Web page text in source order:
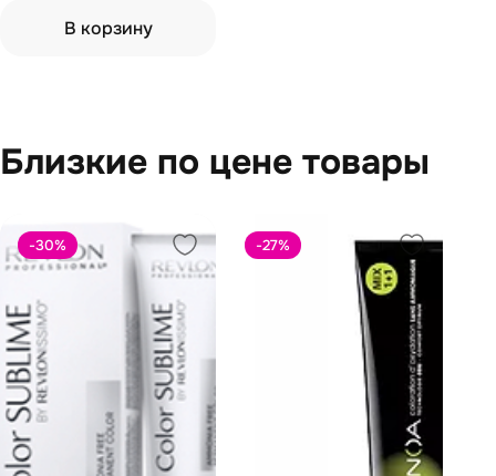
В корзину
Близкие по цене товары
-30% -27%